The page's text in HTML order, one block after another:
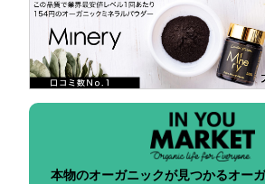
本物のオーガニックが見つかるオー